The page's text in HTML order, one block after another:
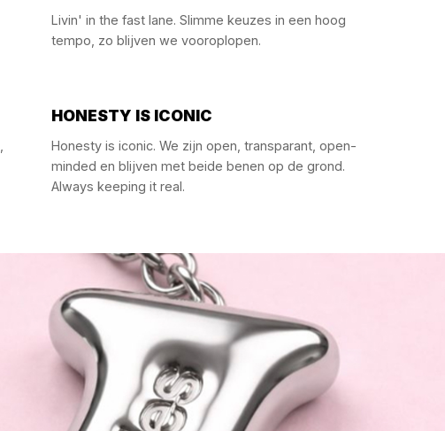
Livin' in the fast lane. Slimme keuzes in een hoog
tempo, zo blijven we vooroplopen.
HONESTY IS ICONIC
Honesty is iconic. We zijn open, transparant, open-
minded en blijven met beide benen op de grond.
Always keeping it real.